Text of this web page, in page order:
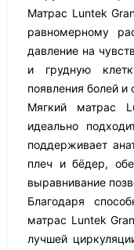
Матрас Luntek
равномерному
давление на
и грудную
появления болей
Мягкий матрас
идеально
поддерживает
плеч и бёдер,
выравнивание
Благодаря
матрас Luntek
лучшей